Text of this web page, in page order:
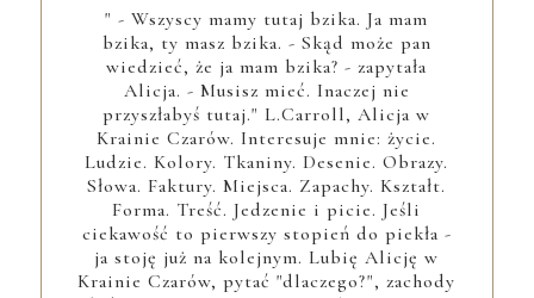
" - Wszyscy mamy tutaj bzika. Ja mam
bzika, ty masz bzika. - Skąd może pan
wiedzieć, że ja mam bzika? - zapytała
Alicja. - Musisz mieć. Inaczej nie
przyszłabyś tutaj." L.Carroll, Alicja w
Krainie Czarów. Interesuje mnie: życie.
Ludzie. Kolory. Tkaniny. Desenie. Obrazy.
Słowa. Faktury. Miejsca. Zapachy. Kształt.
Forma. Treść. Jedzenie i picie. Jeśli
ciekawość to pierwszy stopień do piekła -
ja stoję już na kolejnym. Lubię Alicję w
Krainie Czarów, pytać "dlaczego?", zachody